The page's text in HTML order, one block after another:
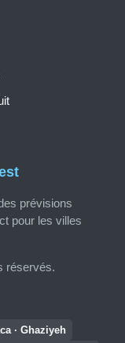
prévisions
pour les villes
réservés.
· Ghaziyeh